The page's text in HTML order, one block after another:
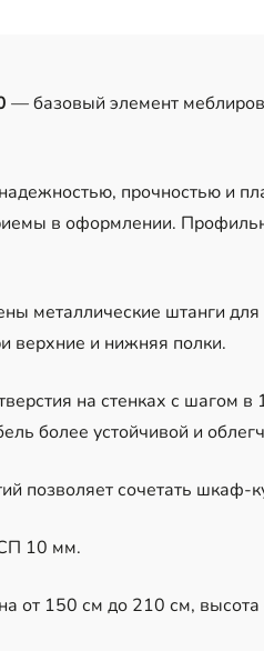
— базовый элемент
прочностью и
в оформлении.
металлические штанги
верхние и нижняя полки.
на стенках с шагом
более устойчивой и
позволяет сочетать шкаф-
10 мм.
от 150 см до 210 см,